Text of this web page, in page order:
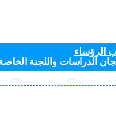
الرؤساء
الدراسات واللجنة